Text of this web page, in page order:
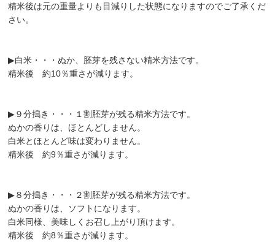
精米後は元の重量よりも目減りした状態になりますのでご了承くだ
さい。
▶︎白米・・・ぬか、胚芽を残さない精米方法です。
精米後 約10％重さが減ります。
▶︎９分搗き・・・１割胚芽が残る精米方法です。
ぬかの香りは、ほとんどしません。
白米とほとんど味は変わりません。
精米後 約9％重さが減ります。
▶︎８分搗き・・・２割胚芽が残る精米方法です。
ぬかの香りは、ソフトになります。
白米同様、美味しくお召し上がり頂けます。
精米後 約8％重さが減ります。